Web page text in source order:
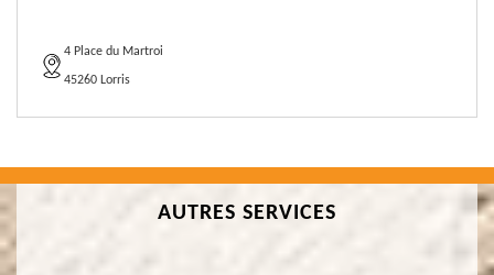
4 Place du Martroi
45260 Lorris
AUTRES SERVICES